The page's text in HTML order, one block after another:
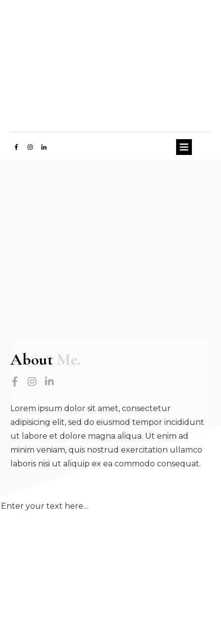
About Me.
Lorem ipsum dolor sit amet, consectetur
adipisicing elit, sed do eiusmod tempor incididunt
ut labore et dolore magna aliqua. Ut enim ad
minim veniam, quis nostrud exercitation ullamco
laboris nisi ut aliquip ex ea commodo consequat.
Enter your text here...